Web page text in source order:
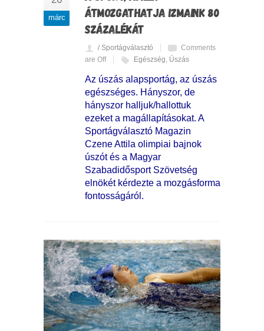
márc
ÁTMOZGATHATJA IZMAINK 80
SZÁZALÉKÁT
/ Sportágválasztó
Comments
are Off
Egészség, Úszás
Az úszás alapsportág, az úszás
egészséges. Hányszor, de
hányszor halljuk/hallottuk
ezeket a magállapításokat. A
Sportágválasztó Magazin
Czene Attila olimpiai bajnok
úszót és a Magyar
Szabadidősport Szövetség
elnökét kérdezte a mozgásforma
fontosságáról.